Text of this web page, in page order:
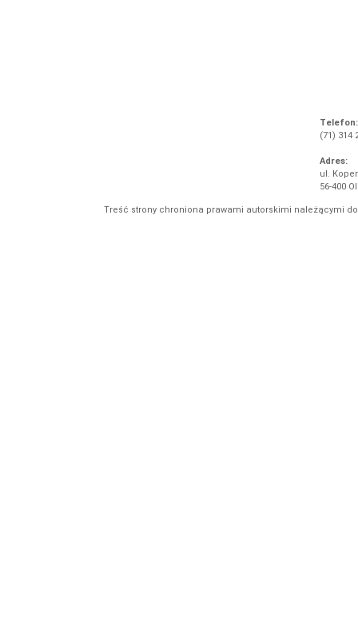
Telefon:
(71) 314
Adres:
ul.
56-400
Treść strony chroniona prawami autorskimi należącymi